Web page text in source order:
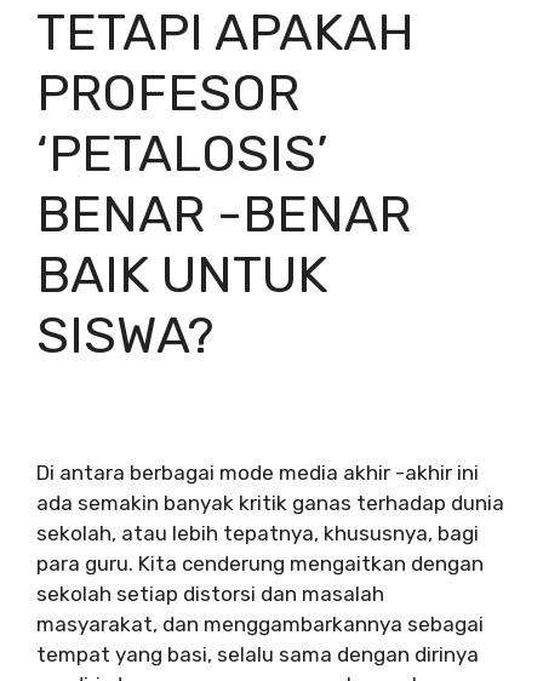
TETAPI APAKAH
PROFESOR
‘PETALOSIS’
BENAR -BENAR
BAIK UNTUK
SISWA?
Di antara berbagai mode media akhir -akhir ini
ada semakin banyak kritik ganas terhadap dunia
sekolah, atau lebih tepatnya, khususnya, bagi
para guru. Kita cenderung mengaitkan dengan
sekolah setiap distorsi dan masalah
masyarakat, dan menggambarkannya sebagai
tempat yang basi, selalu sama dengan dirinya